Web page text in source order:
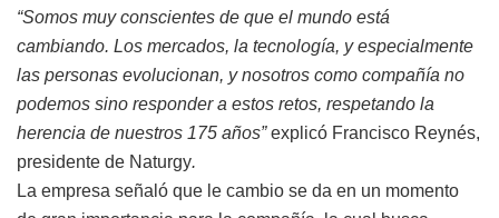
“Somos muy conscientes de que el mundo está
cambiando. Los mercados, la tecnología, y especialmente
las personas evolucionan, y nosotros como compañía no
podemos sino responder a estos retos, respetando la
herencia de nuestros 175 años”explicó Francisco Reynés,
presidente de Naturgy.
La empresa señaló que le cambio se da en un momento